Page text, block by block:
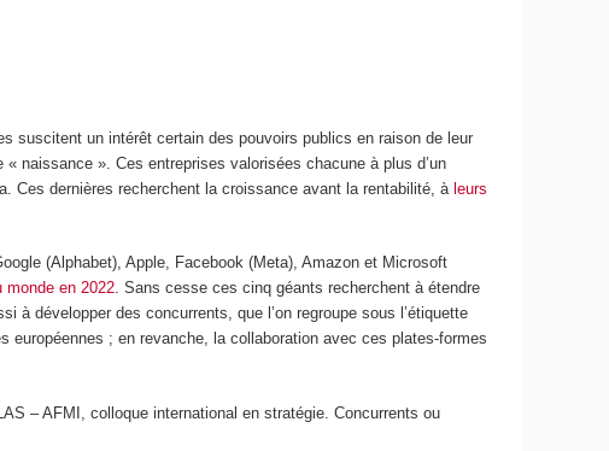
suscitent un intérêt certain des pouvoirs publics en raison de leur
« naissance ». Ces entreprises valorisées chacune à plus d’un
Ces dernières recherchent la croissance avant la rentabilité, àleurs
(Alphabet), Apple, Facebook (Meta), Amazon et Microsoft
en 2022. Sans cesse ces cinq géants recherchent à étendre
développer des concurrents, que l’on regroupe sous l’étiquette
européennes ; en revanche, la collaboration avec ces plates-formes
– AFMI, colloque international en stratégie. Concurrents ou